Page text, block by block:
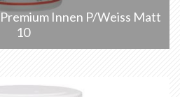
Innen P/Weiss Matt
10